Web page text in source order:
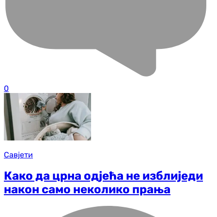
0
Савјети
Како да црна одјећа не изблиједи
након само неколико прања